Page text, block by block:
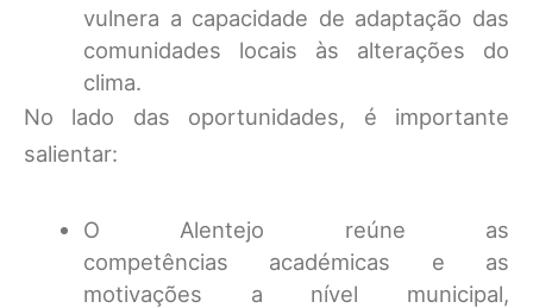
vulnera a capacidade de adaptação das
comunidades locais às alterações do
clima.
No lado das oportunidades, é importante
salientar:
O Alentejo reúne as
competências académicas e as
motivações a nível municipal,